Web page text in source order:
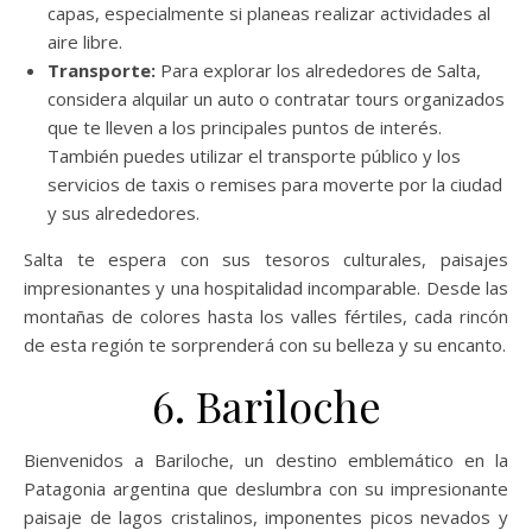
capas, especialmente si planeas realizar actividades al
aire libre.
Transporte: Para explorar los alrededores de Salta,
considera alquilar un auto o contratar tours organizados
que te lleven a los principales puntos de interés.
También puedes utilizar el transporte público y los
servicios de taxis o remises para moverte por la ciudad
y sus alrededores.
Salta te espera con sus tesoros culturales, paisajes
impresionantes y una hospitalidad incomparable. Desde las
montañas de colores hasta los valles fértiles, cada rincón
de esta región te sorprenderá con su belleza y su encanto.
6. Bariloche
Bienvenidos a Bariloche, un destino emblemático en la
Patagonia argentina que deslumbra con su impresionante
paisaje de lagos cristalinos, imponentes picos nevados y